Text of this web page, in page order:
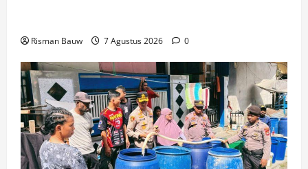
Risman Bauw 7 Agustus 2026 0